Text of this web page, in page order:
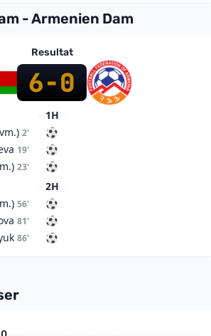
- Armenien Dam
Resultat
6-0
1H
2'
19'
23'
2H
56'
81'
86'